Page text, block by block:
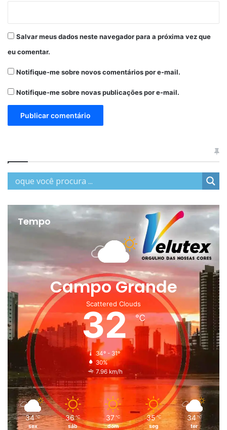
Salvar meus dados neste navegador para a próxima vez que
eu comentar.
Notifique-me sobre novos comentários por e-mail.
Notifique-me sobre novas publicações por e-mail.
Tempo
Campo Grande
Scattered Clouds
32℃
34º - 31º
30%
7.96 km/h
34 ℃
sex
36 ℃
sáb
37 ℃
dom
35 ℃
seg
34 ℃
ter